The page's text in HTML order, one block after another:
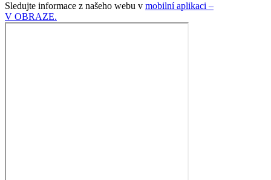
Sledujte informace z našeho webu v mobilní aplikaci –
V OBRAZE.